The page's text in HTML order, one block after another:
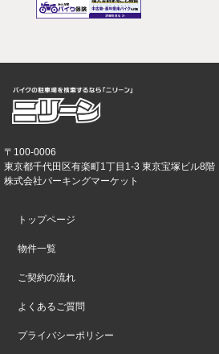
〒100-0006
東京都千代田区有楽町1丁目1-3 東京宝塚ビル8階
株式会社パーキングマーケット
トップページ
物件一覧
ご契約の流れ
よくあるご質問
プライバシーポリシー